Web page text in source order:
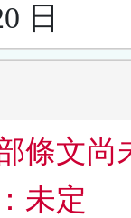
日
條文尚
未定